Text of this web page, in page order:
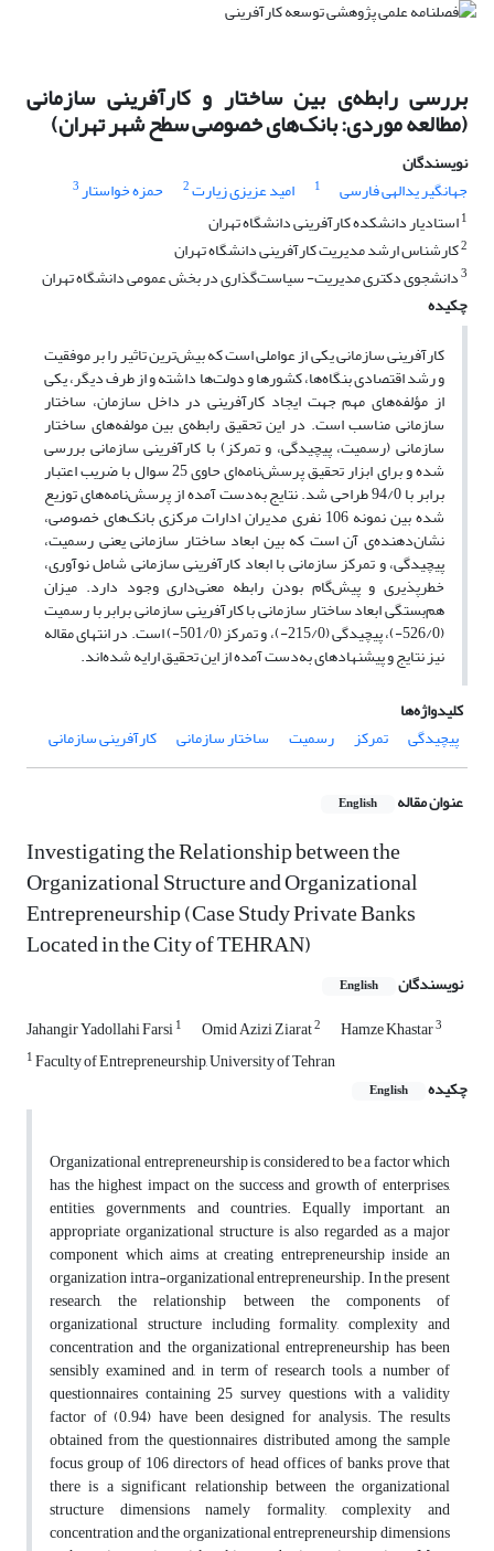
بررسی رابطه‌ی بین ساختار و کارآفرینی سازمانی
(مطالعه موردی: بانک‌های خصوصی سطح شهر تهران)
نویسندگان
جهانگیر یدالهی فارسی
1 امید عزیزی زیارت2 حمزه خواستار3
1استادیار دانشکده کارآفرینی دانشگاه تهران
2کارشناس ارشد مدیریت کارآفرینی دانشگاه تهران
3دانشجوی دکتری مدیریت- سیاست‌گذاری در بخش عمومی دانشگاه تهران
چکیده
کارآفرینی سازمانی یکی از عواملی است که بیش‌ترین تاثیر را بر موفقیت
و رشد اقتصادی بنگاه‌ها، کشورها و دولت‌ها داشته و از طرف دیگر، یکی
از مؤلفه‌های مهم جهت ایجاد کارآفرینی در داخل سازمان، ساختار
سازمانی مناسب است. در این تحقیق رابطه‌ی بین مولفه‌های ساختار
سازمانی (رسمیت، پیچیدگی، و تمرکز) با کارآفرینی سازمانی بررسی
شده و برای ابزار تحقیق پرسش‌نامه‌ای حاوی 25 سوال با ضریب اعتبار
برابر با 94/0 طراحی شد. نتایج به‌دست آمده از پرسش‌نامه‌های توزیع
شده بین نمونه 106 نفری مدیران ادارات مرکزی بانک‌های خصوصی،
نشان‌دهنده‌ی آن است که بین ابعاد ساختار سازمانی یعنی رسمیت،
پیچیدگی، و تمرکز سازمانی با ابعاد کارآفرینی سازمانی شامل نوآوری،
خطرپذیری و پیش‌گام بودن رابطه معنی‌داری وجود دارد. میزان
هم‌بستگی ابعاد ساختار سازمانی با کارآفرینی سازمانی برابر با رسمیت
(526/0-)، پیچیدگی (215/0-)، و تمرکز (501/0-) است. در انتهای مقاله
نیز نتایج و پیشنهادهای به‌دست آمده از این تحقیق ارایه شده‌اند.
کلیدواژه‌ها
پیچیدگی
تمرکز رسمیت ساختار سازمانی کارآفرینی سازمانی
عنوان مقاله English
Investigating the Relationship between the
Organizational Structure and Organizational
Entrepreneurship (Case Study Private Banks
Located in the City of TEHRAN)
نویسندگان English
Jahangir Yadollahi Farsi1 Omid Azizi Ziarat2 Hamze Khastar3
1Faculty of Entrepreneurship, University of Tehran
چکیده
English
Organizational entrepreneurship is considered to be a factor which
has the highest impact on the success and growth of enterprises,
entities, governments and countries. Equally important, an
appropriate organizational structure is also regarded as a major
component which aims at creating entrepreneurship inside an
organization intra-organizational entrepreneurship. In the present
research, the relationship between the components of
organizational structure including formality, complexity and
concentration and the organizational entrepreneurship has been
sensibly examined and, in term of research tools, a number of
questionnaires containing 25 survey questions with a validity
factor of (0.94) have been designed for analysis. The results
obtained from the questionnaires distributed among the sample
focus group of 106 directors of head offices of banks prove that
there is a significant relationship between the organizational
structure dimensions namely formality, complexity and
concentration and the organizational entrepreneurship dimensions